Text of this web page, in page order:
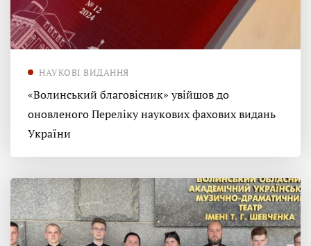
НАУКОВІ ВИДАННЯ
«Волинський благовісник» увійшов до
оновленого Переліку наукових фахових видань
України